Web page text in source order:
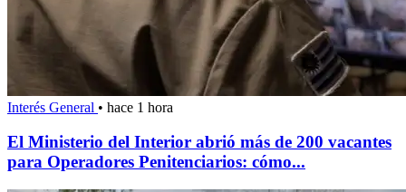
Interés General • hace 1 hora
El Ministerio del Interior abrió más de 200 vacantes
para Operadores Penitenciarios: cómo...